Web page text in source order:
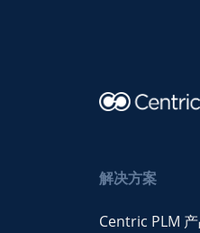
解决方案
Centric PLM